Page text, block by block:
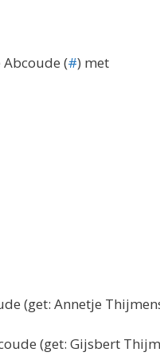
(#) met
(get: Annetje
(get: Gijsbert